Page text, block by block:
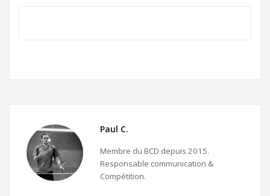
Paul C.
Membre du BCD depuis 2015.
Responsable communication &
Compétition.